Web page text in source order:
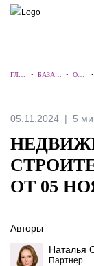
ПОИСК ПО
ГЛА
•БАЗА
•ОБЗ
•
05.11.2024 5
ОТ 05
Авторы
Наталья
Партнер